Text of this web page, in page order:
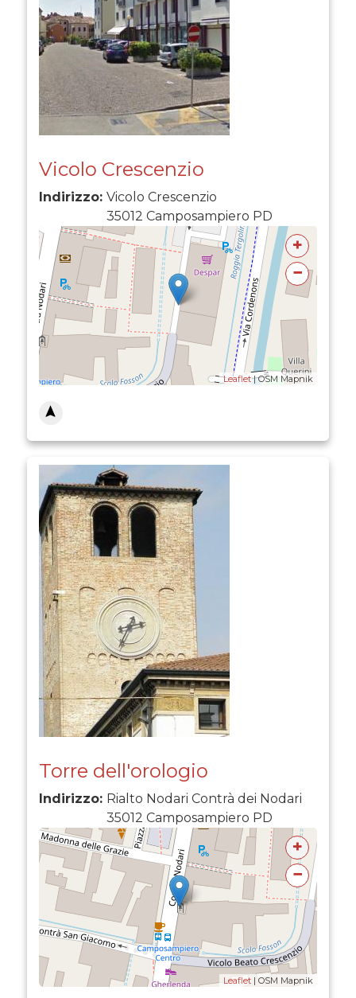
Vicolo Crescenzio
Indirizzo: Vicolo Crescenzio
35012 Camposampiero PD
+
−
Leaflet| OSM Mapnik
Torre dell'orologio
Indirizzo: Rialto Nodari Contrà dei Nodari
35012 Camposampiero PD
+
−
Leaflet | OSM Mapnik